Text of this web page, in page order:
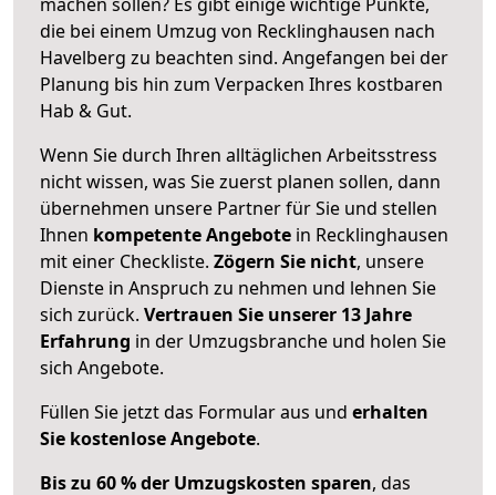
die bei einem Umzug von Recklinghausen nach
Havelberg zu beachten sind. Angefangen bei der
Planung bis hin zum Verpacken Ihres kostbaren
Hab & Gut.
Wenn Sie durch Ihren alltäglichen Arbeitsstress
nicht wissen, was Sie zuerst planen sollen, dann
übernehmen unsere Partner für Sie und stellen
Ihnen kompetente Angebote in Recklinghausen
mit einer Checkliste. Zögern Sie nicht, unsere
Dienste in Anspruch zu nehmen und lehnen Sie
sich zurück. Vertrauen Sie unserer 13 Jahre
Erfahrung in der Umzugsbranche und holen Sie
sich Angebote.
Füllen Sie jetzt das Formular aus und erhalten
Sie kostenlose Angebote.
Bis zu 60 % der Umzugskosten sparen, das